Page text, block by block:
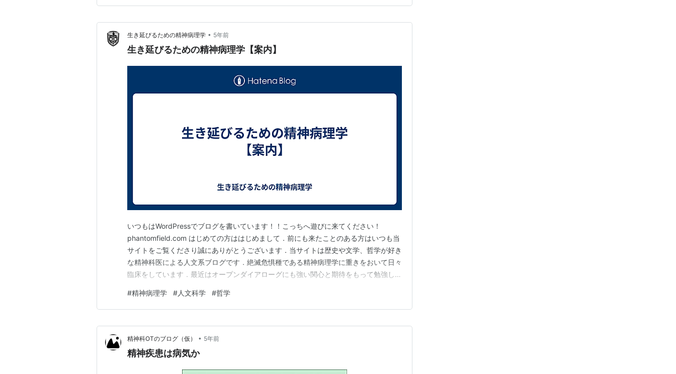
辺の議論なら、精神科医に負けないよ。もて遊んであ・げ…
生き延びるための精神病理学 • 5年前
生き延びるための精神病理学【案内】
いつもはWordPressでブログを書いています！！こっちへ遊びに来てください！
phantomfield.com はじめての方ははじめまして．前にも来たことのある方はいつも当
サイトをご覧くださり誠にありがとうございます．当サイトは歴史や文学、哲学が好き
な精神科医による人文系ブログです．絶滅危惧種である精神病理学に重きをおいて日々
臨床をしています．最近はオープンダイアローグにも強い関心と期待をもって勉強して
意見等ありましたら連絡先までお気軽にどうぞ．もちろん何でもないメッセージもお待
ちしています． Warm salu…
#精神病理学 #人文科学 #哲学
精神科OTのブログ（仮） • 5年前
精神疾患は病気か